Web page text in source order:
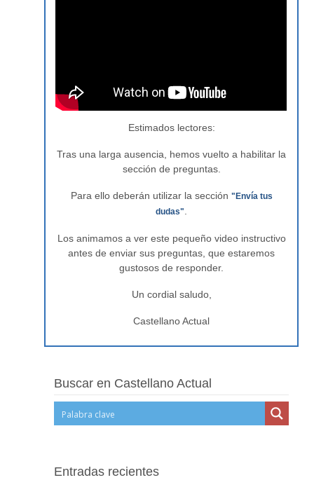
Estimados lectores:
Tras una larga ausencia, hemos vuelto a habilitar la
sección de preguntas.
Para ello deberán utilizar la sección "Envía tus
dudas"
Los animamos a ver este pequeño video instructivo
antes de enviar sus preguntas, que estaremos
gustosos de responder.
Un cordial saludo,
Castellano Actual
Buscar en Castellano Actual
Entradas recientes